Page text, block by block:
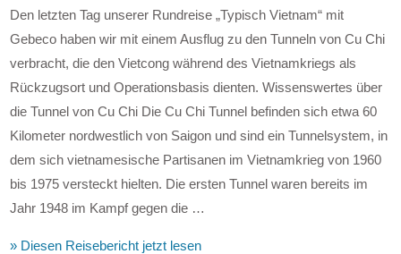
Den letzten Tag unserer Rundreise „Typisch Vietnam“ mit
Gebeco haben wir mit einem Ausflug zu den Tunneln von Cu Chi
verbracht, die den Vietcong während des Vietnamkriegs als
Rückzugsort und Operationsbasis dienten. Wissenswertes über
die Tunnel von Cu Chi Die Cu Chi Tunnel befinden sich etwa 60
Kilometer nordwestlich von Saigon und sind ein Tunnelsystem, in
dem sich vietnamesische Partisanen im Vietnamkrieg von 1960
bis 1975 versteckt hielten. Die ersten Tunnel waren bereits im
Jahr 1948 im Kampf gegen die …
» Diesen Reisebericht jetzt lesen